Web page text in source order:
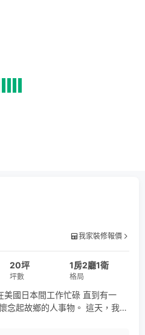
我家裝修報價
20坪
坪數
1房2廳1衛
格局
鄉的人事物。 這天，我與